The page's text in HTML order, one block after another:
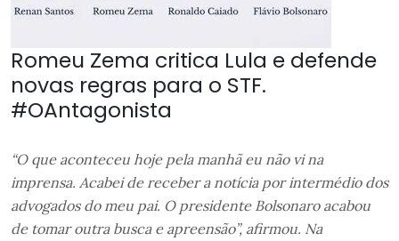
Romeu Zema critica Lula e defende
novas regras para o STF.
#OAntagonista
“O que aconteceu hoje pela manhã eu não vi na
imprensa. Acabei de receber a notícia por intermédio dos
advogados do meu pai. O presidente Bolsonaro acabou
de tomar outra busca e apreensão”, afirmou. Na